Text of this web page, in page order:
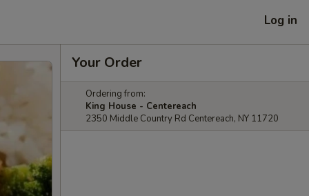
Log in
Your Order
Ordering from:
King House - Centereach
2350 Middle Country Rd Centereach, NY 11720